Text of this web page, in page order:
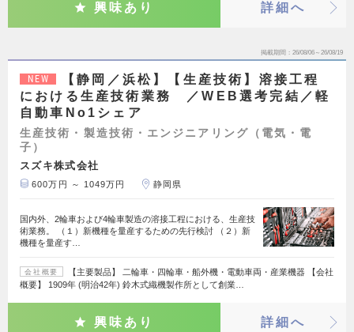
興味あり 詳細へ
掲載期間 26/08/06～26/08/19
NEW
【静岡／浜松】【生産技術】溶接工程
における生産技術業務 ／WEB選考完結／軽
自動車No1シェア
生産技術・製造技術・エンジニアリング（電気・電
子）
スズキ株式会社
600万円 ～ 1049万円 静岡県
国内外、2輪車および4輪車製造の溶接工程における、生産技
術業務。 （１）新機種を量産するための先行検討 （２）新
機種を量産す…
会社概要
【主要製品】 二輪車・四輪車・船外機・電動車両・産業機器 【会社
概要】 1909年 (明治42年) 鈴木式織機製作所として創業…
興味あり 詳細へ